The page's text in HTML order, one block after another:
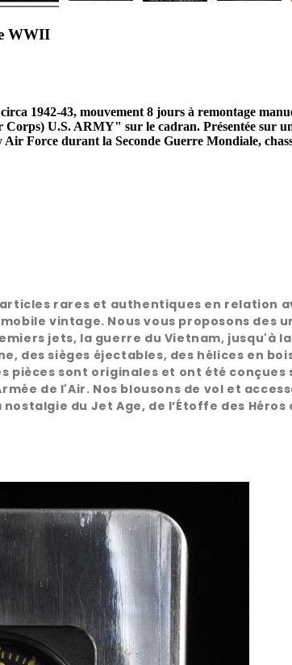
WWII
1942-43, mouvement 8 jours à remontage
U.S. ARMY" sur le cadran. Présentée sur
Force durant la Seconde Guerre Mondiale,
rares et authentiques en relation
vintage. Nous vous proposons des
jets, la guerre du Vietnam, jusqu'à
des sièges éjectables, des hélices en
sont originales et ont été conçues
ou l'Armée de l'Air. Nos blousons de vol et
du Jet Age, de l’Étoffe des Héros